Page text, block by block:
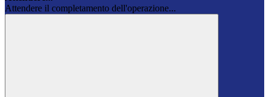
Attendere il completamento dell'operazione...